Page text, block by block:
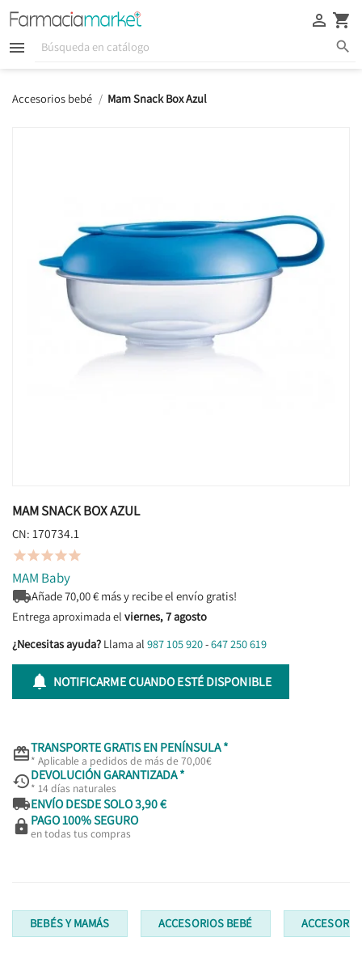
  
 
Accesorios bebé Mam Snack Box Azul
MAM SNACK BOX AZUL
CN: 170734.1

MAM Baby
Añade70,00€ más y recibe el envío gratis!
Entrega aproximada el viernes, 7 agosto
¿Necesitas ayuda? Llama al 987 105 920-647 250 619
 NOTIFICARME CUANDO ESTÉ DISPONIBLE
TRANSPORTE GRATIS EN PENÍNSULA *
* Aplicable a pedidos de más de 70,00€
DEVOLUCIÓN GARANTIZADA *
* 14 días naturales
ENVÍO DESDE SOLO 3,90 €
 PAGO 100% SEGURO
en todas tus compras
BEBÉS Y MAMÁS ACCESORIOS BEBÉ